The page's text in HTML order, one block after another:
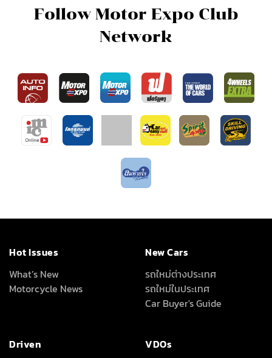
Follow Motor Expo Club
Network
Hot Issues
What’s New
Motorcycle News
New Cars
รถใหม่ต่างประเทศ
รถใหม่ในประเทศ
Car Buyer's Guide
Driven
VDOs